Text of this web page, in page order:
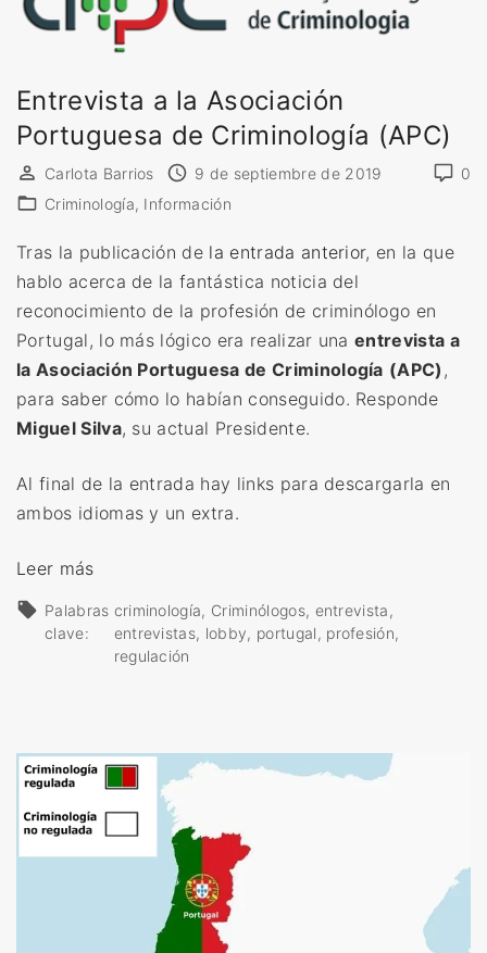
n
i
m
l
o
g
a
:
¿
s
p
s
Entrevista a la Asociación
Portuguesa de Criminología (APC)
0
Carlota Barrios
9 de septiembre de 2019
Criminología Información
Tras la publicación de la entrada anterior, en la que
hablo acerca de la fantástica noticia del
reconocimiento de la profesión de criminólogo en
Portugal, lo más lógico era realizar unaentrevista a
la Asociación Portuguesa de Criminología (APC) ,
para saber cómo lo habían conseguido. Responde
Miguel Silva, su actual Presidente.
Al final de la entrada hay links para descargarla en
ambos idiomas y un extra.
Leer más«
i
a
Palabras
clave:
criminología Criminólogos entrevista
entrevistas lobby portugal
profesión
regulación